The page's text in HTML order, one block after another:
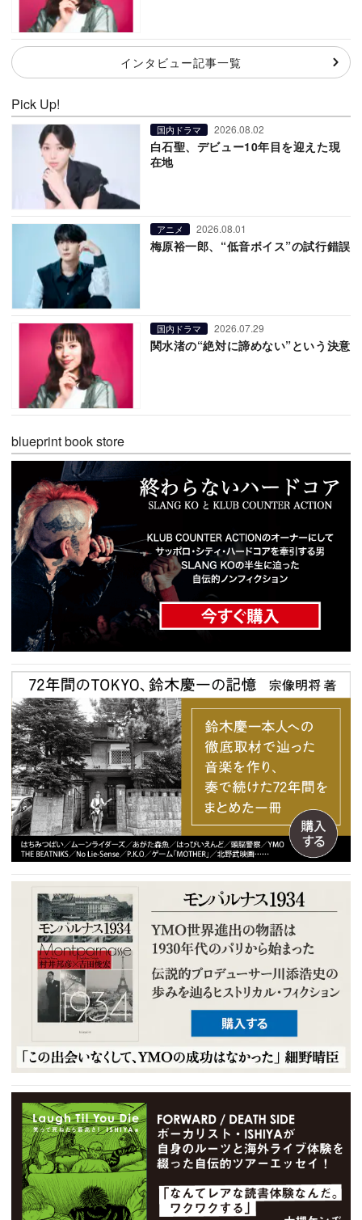
インタビュー記事一覧
Pick Up!
国内ドラマ 2026.08.02
白石聖、デビュー10年目を迎えた現
在地
アニメ 2026.08.01
梅原裕一郎、“低音ボイス”の試行錯誤
国内ドラマ 2026.07.29
関水渚の“絶対に諦めない”という決意
blueprint book store